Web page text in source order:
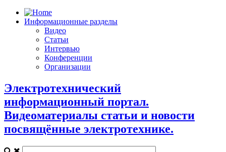
Информационные разделы
Видео
Статьи
Интервью
Конференции
Организации
Электротехнический
информационный портал.
Видеоматериалы статьи и новости
посвящённые электротехнике.